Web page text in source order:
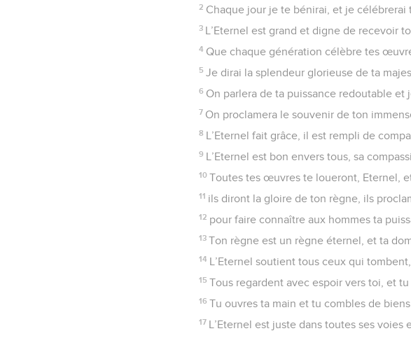
2 Chaque jour je te bénirai, et je
3 L’Eternel est grand et digne de recevoir
4 Que chaque génération célèbre tes
5 Je dirai la splendeur glorieuse de ta
6 On parlera de ta puissance redoutable et
7 On proclamera le souvenir de ton
8 L’Eternel fait grâce, il est rempli de
9 L’Eternel est bon envers tous, sa
10 Toutes tes œuvres te loueront, Eternel,
11 ils diront la gloire de ton règne, ils
12 pour faire connaître aux hommes ta
13 Ton règne est un règne éternel, et ta
14 L’Eternel soutient tous ceux qui
15 Tous regardent avec espoir vers toi, et
16 Tu ouvres ta main et tu combles de
17 L’Eternel est juste dans toutes ses